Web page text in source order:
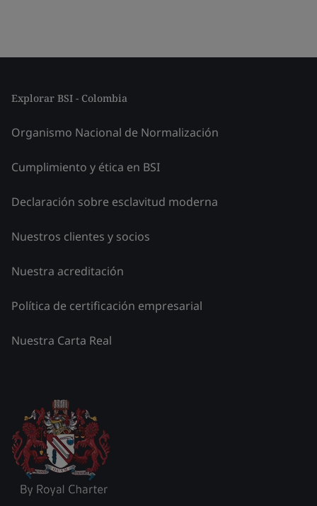
Explorar BSI - Colombia
Organismo Nacional de Normalización
Cumplimiento y ética en BSI
Declaración sobre esclavitud moderna
Nuestros clientes y socios
Nuestra acreditación
Política de certificación empresarial
Nuestra Carta Real